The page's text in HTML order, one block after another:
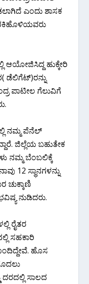
ಎಂದು ಶಾಸಕ
ಹುಕ್ಕೇರಿ
ಡೆಲಿಗೆಟ್)ರನ್ನು
ಪಾಟೀಲ ಗೆಲುವಿಗೆ
ನಮ್ಮ ಪೆನೆಲ್
ಜಿಲ್ಲೆಯ ಬಹುತೇಕ
ನಮ್ಮ ಬೆಂಬಲಿಕ್ಕೆ
12 ಸ್ಥಾನಗಳನ್ನು
ಚುಕ್ಕಾಣಿ
ನುಡಿದರು.
ರೈತರ
ಸಹಕಾರಿ
ಹೊಸ
ದರದಲ್ಲಿ ಸಾಲದ